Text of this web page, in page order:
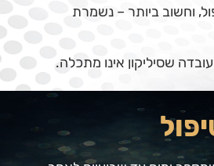
וחשוב ביותר – נשמרת
שסיליקון אינו מתכלה.